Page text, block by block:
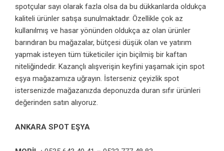
spotçular sayı olarak fazla olsa da bu dükkanlarda oldukça
kaliteli ürünler satışa sunulmaktadır. Özellikle çok az
kullanılmış ve hasar yönünden oldukça az olan ürünler
barındıran bu mağazalar, bütçesi düşük olan ve yatırım
yapmak isteyen tüm tüketiciler için biçilmiş bir kaftan
niteliğindedir. Kazançlı alışverişin keyfini yaşamak için spot
eşya mağazamıza uğrayın. İsterseniz çeyizlik spot
istersenizde mağazanızda deponuzda duran sıfır ürünleri
değerinden satın alıyoruz.
ANKARA SPOT EŞYA